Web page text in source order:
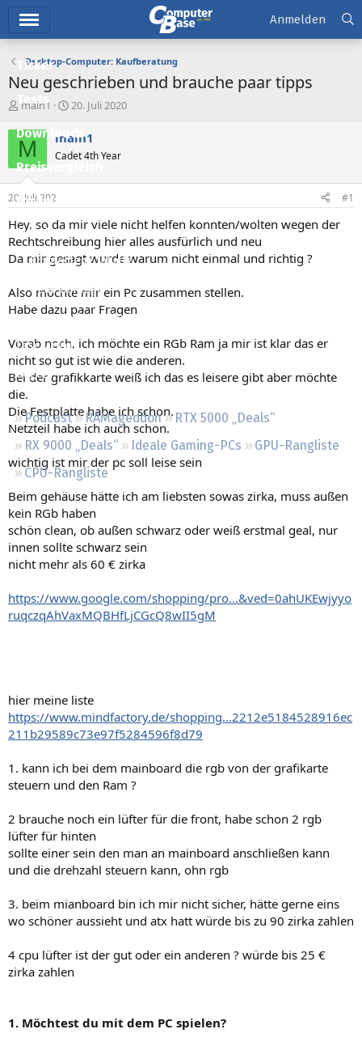
Ticker
Tests
Downloads
Preisvergleich
Forum
Aktuelles
Empfohlene Inhalte
Neue Beiträge
Neueste Aktivitäten
Leserartikel
Regeln
Podcast RAMageddon
RTX 5000 „Deals“
RX 9000 „Deals“
Ideale Gaming-PCs
GPU-Rangliste
CPU-Rangliste
Anmelden
Desktop-Computer: Kaufberatung
Neu geschrieben und brauche paar tipps
E
s
t
e
e
r
main1
E
s
t
e
t
a
m
20. Juli 2020
M main1
Cadet 4th Year
20. Juli 2020 #1
Hey, so da mir viele nicht helfen konnten/wolten wegen der
Rechtschreibung hier alles ausfürlich und neu
Da mir gesagt wurde warum nicht einmal und richtig ?
Also möchte mir ein Pc zusammen stellen.
Habe dazu paar Fragen
Vorab noch, ich möchte ein RGb Ram ja mir ist klar das er
nicht so gut ist wie die anderen.
Bei der grafikkarte weiß ich das es leisere gibt aber möchte
die.
Die Festplatte habe ich schon.
Netzteil habe ich auch schon.
wichtig ist mir der pc soll leise sein
Beim gehäuse hätte ich am liebsten sowas zirka, muss außen
kein RGb haben
schön clean, ob außen schwarz oder weiß erstmal geal, nur
innen sollte schwarz sein
nicht mehr als 60 € zirka
https://www.google.com/shopping/pro...&ved=0ahUKEwjyyo
ruqczqAhVaxMQBHfLjCGcQ8wII5gM
hier meine liste
https://www.mindfactory.de/shopping...2212e5184528916ec
211b29589c73e97f5284596f8d79
1. kann ich bei dem mainboard die rgb von der grafikarte
steuern und den Ram ?
2 brauche noch ein lüfter für die front, habe schon 2 rgb
lüfter für hinten
sollte einer sein den man an mainboard anschließen kann
und die drehzahl steuern kann, ohn rgb
3. beim mianboard bin ich mir nicht sicher, hätte gerne eins
wo schöner aussieht und atx hatt würde bis zu 90 zirka zahlen
4 cpu lüfter ist der gut oder ein anderen ? würde bis 25 €
zirka zahlen
1. Möchtest du mit dem PC spielen?